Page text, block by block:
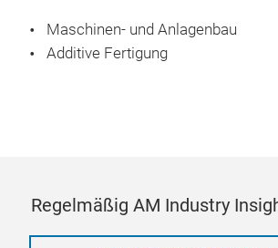
Maschinen- und Anlagenbau
Additive Fertigung
Regelmäßig AM Industry